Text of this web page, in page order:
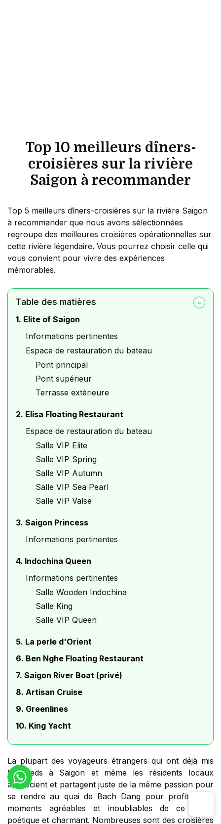
Top 10 meilleurs dîners-
croisières sur la rivière
Saigon à recommander
Top 5 meilleurs dîners-croisières sur la rivière Saigon
à recommander que nous avons sélectionnées
regroupe des meilleures croisières opérationnelles sur
cette rivière légendaire. Vous pourrez choisir celle qui
vous convient pour vivre des expériences
mémorables.
Table des matières
1. Elite of Saigon
Informations pertinentes
Espace de restauration du bateau
Pont principal
Pont supérieur
Terrasse extérieure
2. Elisa Floating Restaurant
Espace de restauration du bateau
Salle VIP Elite
Salle VIP Spring
Salle VIP Autumn
Salle VIP Sea Pearl
Salle VIP Valse
3. Saigon Princess
Informations pertinentes
4. Indochina Queen
Informations pertinentes
Salle Wooden Indochina
Salle King
Salle VIP Queen
5. La perle d'Orient
6. Ben Nghe Floating Restaurant
7. Saigon River Boat (privé)
8. Artisan Cruise
9. Greenlines
10. King Yacht
La plupart des voyageurs étrangers qui ont déjà mis
les pieds à Saigon et même les résidents locaux
apprécient et partagent juste de la même passion pour
se rendre au quai de Bach Dang pour profiter des
moments agréables et inoubliables de ce cadre
poétique et charmant. Nombreuses sont des croisières